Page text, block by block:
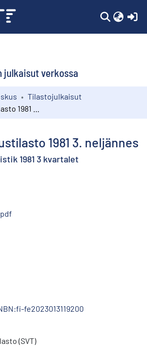
julkaisut verkossa
Tilastojulkaisut
1981 3. neljännes
1981 3 kvartalet
fe2023013119200
(SVT)